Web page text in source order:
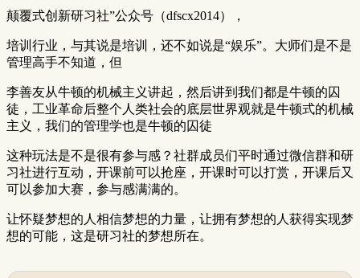
颠覆式创新研习社”公众号（dfscx2014），
培训行业，与其说是培训，还不如说是“娱乐”。大师们是不是
管理高手不知道，但
李善友从牛顿的机械主义讲起，然后讲到我们都是牛顿的囚
徒，工业革命后整个人类社会的底层世界观就是牛顿式的机械
主义，我们的管理学也是牛顿的囚徒
这种玩法是不是很有参与感？社群成员们平时通过微信群和研
习社进行互动，开课前可以抢座，开课时可以打赏，开课后又
可以参加大赛，参与感满满的。
让怀疑梦想的人相信梦想的力量，让拥有梦想的人获得实现梦
想的可能，这是研习社的梦想所在。